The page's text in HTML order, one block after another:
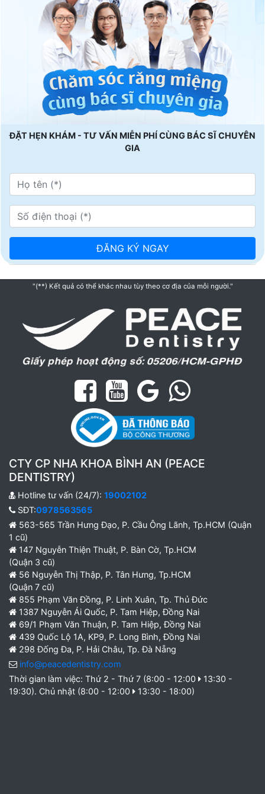
ĐẶT HẸN KHÁM - TƯ VẤN MIỄN PHÍ CÙNG BÁC SĨ CHUYÊN
GIA
"(**) Kết quả có thể khác nhau tùy theo cơ địa của mỗi người."
CTY CP NHA KHOA BÌNH AN (PEACE
DENTISTRY)
Hotline tư vấn (24/7): 19002102
SĐT:0978563565
563-565 Trần Hưng Đạo, P. Cầu Ông Lãnh, Tp.HCM (Quận
1 cũ)
147 Nguyễn Thiện Thuật, P. Bàn Cờ, Tp.HCM
(Quận 3 cũ)
56 Nguyễn Thị Thập, P. Tân Hưng, Tp.HCM
(Quận 7 cũ)
855 Phạm Văn Đồng, P. Linh Xuân, Tp. Thủ Đức
1387 Nguyễn Ái Quốc, P. Tam Hiệp, Đồng Nai
69/1 Phạm Văn Thuận, P. Tam Hiệp, Đồng Nai
439 Quốc Lộ 1A, KP9, P. Long Bình, Đồng Nai
298 Đống Đa, P. Hải Châu, Tp. Đà Nẵng
info@peacedentistry.com
Thời gian làm việc: Thứ 2 - Thứ 7 (8:00 - 12:00
13:30 -
19:30). Chủ nhật (8:00 - 12:00
13:30 - 18:00)